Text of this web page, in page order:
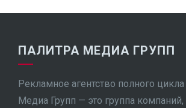
ПАЛИТРА МЕДИА ГРУПП
Рекламное агентство полного
Медиа Групп — это группа компаний,